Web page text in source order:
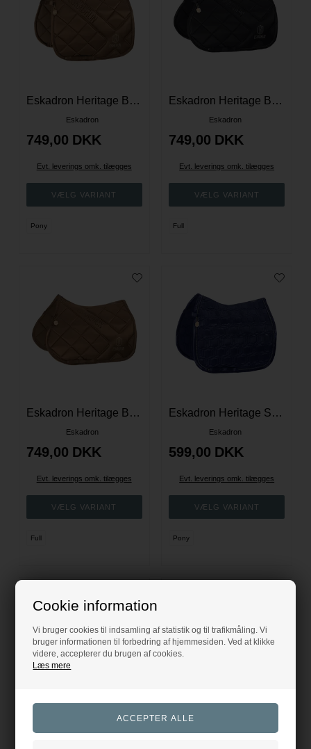
Cookie information
Vi bruger cookies til indsamling af statistik og til trafikmåling. Vi
bruger informationen til forbedring af hjemmesiden. Ved at klikke
videre, accepterer du brugen af cookies.
Læs mere
Eskadron Heritage Bigcross Matgloss Dressur Underlag - Lysbrun
Eskadron
749,00 DKK
Evt. leverings omk. tilægges
Pony
Eskadron Heritage Bigcross Matgloss Spring Underlag - Sort
Eskadron
749,00 DKK
Evt. leverings omk. tilægges
Full
Eskadron Heritage Bigcross Matgloss Spring Underlag - Lysbrun
Eskadron
749,00 DKK
Evt. leverings omk. tilægges
Full
Eskadron Heritage Satin Crystal Dressur Underlag - Navy
Eskadron
599,00 DKK
Evt. leverings omk. tilægges
Pony
Eskadron Heritage Satin Crystal Dressur Underlag - Sort